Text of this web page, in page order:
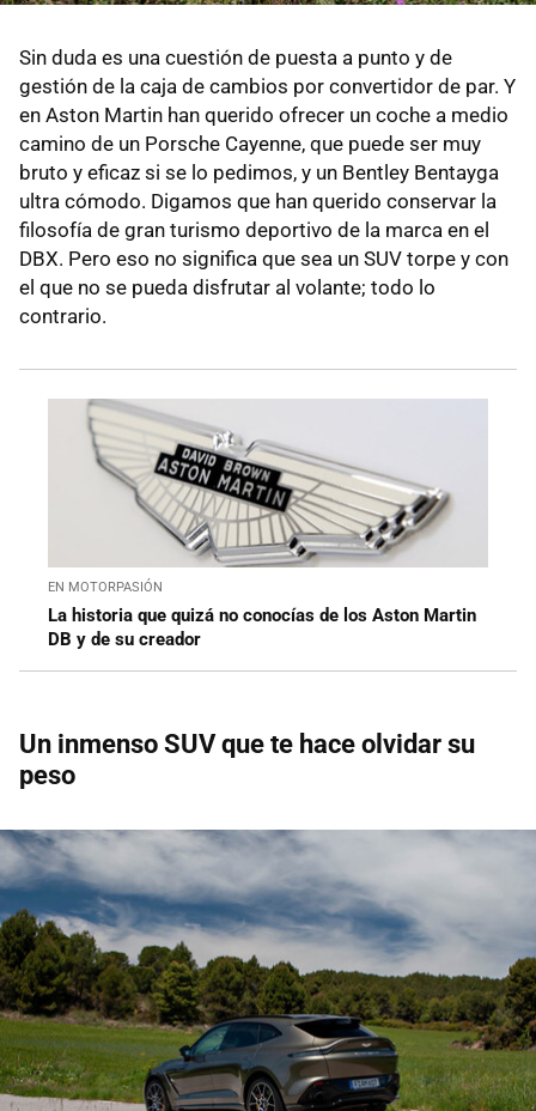
Sin duda es una cuestión de puesta a punto y de
gestión de la caja de cambios por convertidor de par. Y
en Aston Martin han querido ofrecer un coche a medio
camino de un Porsche Cayenne, que puede ser muy
bruto y eficaz si se lo pedimos, y un Bentley Bentayga
ultra cómodo. Digamos que han querido conservar la
filosofía de gran turismo deportivo de la marca en el
DBX. Pero eso no significa que sea un SUV torpe y con
el que no se pueda disfrutar al volante; todo lo
contrario.
EN MOTORPASIÓN
La historia que quizá no conocías de los Aston Martin
DB y de su creador
Un inmenso SUV que te hace olvidar su
peso